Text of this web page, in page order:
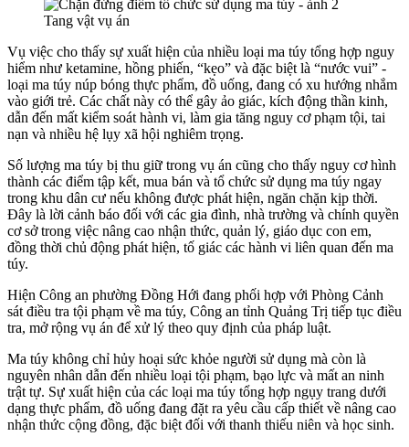
Tang vật vụ án
Vụ việc cho thấy sự xuất hiện của nhiều loại ma túy tổng hợp nguy
hiểm như ketamine, hồng phiến, “kẹo” và đặc biệt là “nước vui” -
loại ma túy núp bóng thực phẩm, đồ uống, đang có xu hướng nhắm
vào giới trẻ. Các chất này có thể gây ảo giác, kích động thần kinh,
dẫn đến mất kiểm soát hành vi, làm gia tăng nguy cơ phạm tội, tai
nạn và nhiều hệ lụy xã hội nghiêm trọng.
Số lượng ma túy bị thu giữ trong vụ án cũng cho thấy nguy cơ hình
thành các điểm tập kết, mua bán và tổ chức sử dụng ma túy ngay
trong khu dân cư nếu không được phát hiện, ngăn chặn kịp thời.
Đây là lời cảnh báo đối với các gia đình, nhà trường và chính quyền
cơ sở trong việc nâng cao nhận thức, quản lý, giáo dục con em,
đồng thời chủ động phát hiện, tố giác các hành vi liên quan đến ma
túy.
Hiện Công an phường Đồng Hới đang phối hợp với Phòng Cảnh
sát điều tra tội phạm về ma túy, Công an tỉnh Quảng Trị tiếp tục điều
tra, mở rộng vụ án để xử lý theo quy định của pháp luật.
Ma túy không chỉ hủy hoại sức khỏe người sử dụng mà còn là
nguyên nhân dẫn đến nhiều loại tội phạm, bạo lực và mất an ninh
trật tự. Sự xuất hiện của các loại ma túy tổng hợp ngụy trang dưới
dạng thực phẩm, đồ uống đang đặt ra yêu cầu cấp thiết về nâng cao
nhận thức cộng đồng, đặc biệt đối với thanh thiếu niên và học sinh.